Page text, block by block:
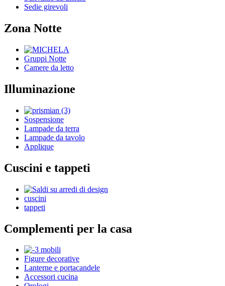
Sedie girevoli
Zona Notte
Gruppi Notte
Camere da letto
Illuminazione
Sospensione
Lampade da terra
Lampade da tavolo
Applique
Cuscini e tappeti
cuscini
tappeti
Complementi per la casa
Figure decorative
Lanterne e portacandele
Accessori cucina